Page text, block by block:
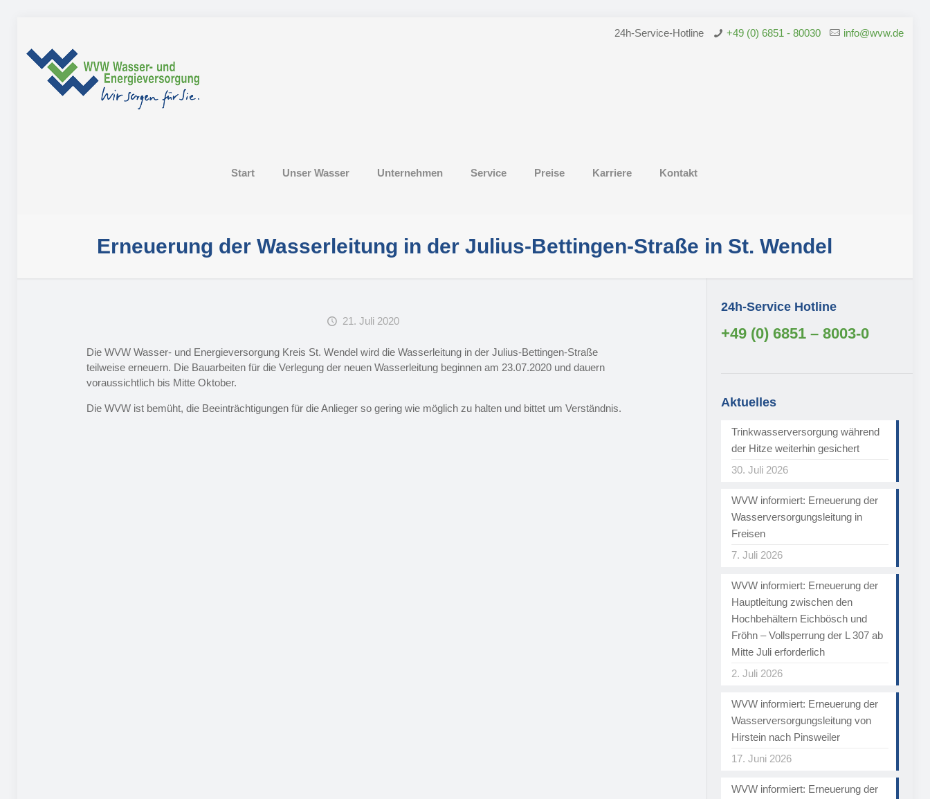
24h-Service-Hotline +49 (0) 6851 - 80030 info@wvw.de
Start Unser Wasser Unternehmen Service Preise Karriere Kontakt
Erneuerung der Wasserleitung in der Julius-Bettingen-Straße in St. Wendel
21. Juli 2020
Die WVW Wasser- und Energieversorgung Kreis St. Wendel wird die Wasserleitung in der Julius-Bettingen-Straße
teilweise erneuern. Die Bauarbeiten für die Verlegung der neuen Wasserleitung beginnen am 23.07.2020 und dauern
voraussichtlich bis Mitte Oktober.
Die WVW ist bemüht, die Beeinträchtigungen für die Anlieger so gering wie möglich zu halten und bittet um Verständnis.
24h-Service Hotline
+49 (0) 6851 – 8003-0
Aktuelles
Trinkwasserversorgung während
der Hitze weiterhin gesichert
30. Juli 2026
WVW informiert: Erneuerung der
Wasserversorgungsleitung in
Freisen
7. Juli 2026
WVW informiert: Erneuerung der
Hauptleitung zwischen den
Hochbehältern Eichbösch und
Fröhn – Vollsperrung der L 307 ab
Mitte Juli erforderlich
2. Juli 2026
WVW informiert: Erneuerung der
Wasserversorgungsleitung von
Hirstein nach Pinsweiler
17. Juni 2026
WVW informiert: Erneuerung der